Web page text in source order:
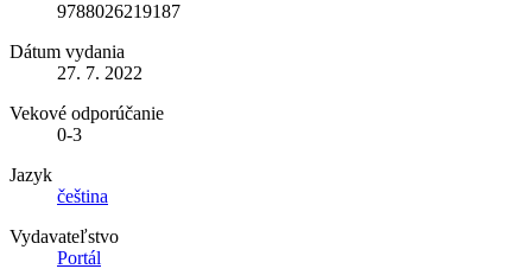
9788026219187
Dátum vydania
27. 7. 2022
Vekové odporúčanie
0-3
Jazyk
čeština
Vydavateľstvo
Portál